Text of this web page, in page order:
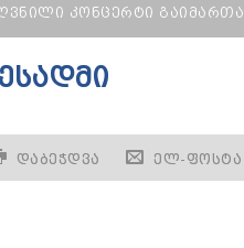
ᲙᲝᲜᲪᲔᲠᲢᲘ ᲒᲐᲘᲛᲐᲠᲗᲐ
ᲓᲐᲑᲔᲭᲓᲕᲐ ᲔᲚ-ᲤᲝᲡᲢᲐ